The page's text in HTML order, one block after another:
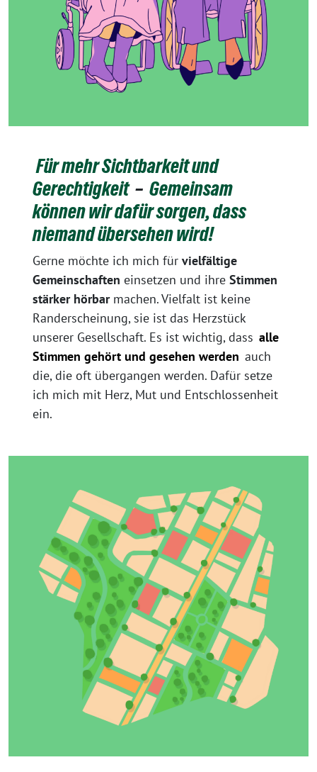
Für mehr Sichtbarkeit und
Gerechtigkeit – Gemeinsam
können wir dafür sorgen, dass
niemand übersehen wird!
Gerne möchte ich mich für vielfältige
Gemeinschaften einsetzen und ihre Stimmen
stärker hörbarmachen. Vielfalt ist keine
Randerscheinung, sie ist das Herzstück
unserer Gesellschaft. Es ist wichtig, dass alle
Stimmen gehört und gesehen werden auch
die, die oft übergangen werden. Dafür setze
ich mich mit Herz, Mut und Entschlossenheit
ein.